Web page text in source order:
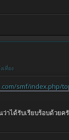
เที่ยง
smf/index.php/
าได้รับเรียบร้อบด้วย